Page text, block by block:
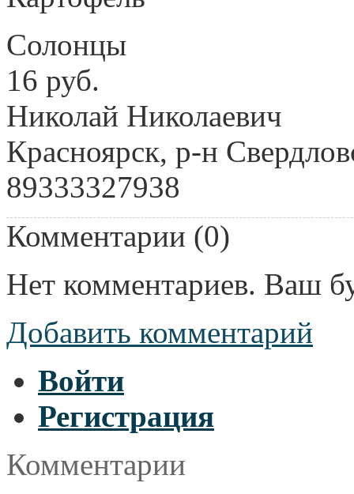
Солонцы
16 руб.
Николай Николаевич
Красноярск, р-н
89333327938
Комментарии (0)
Нет комментариев. Ваш
Добавить комментарий
Войти
Регистрация
Комментарии